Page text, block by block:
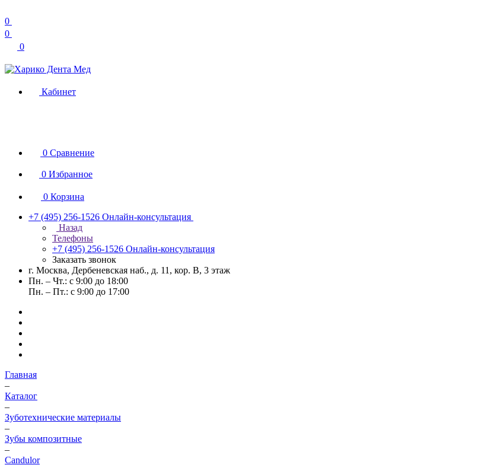
0
0
0
Кабинет
0 Сравнение
0 Избранное
0 Корзина
+7 (495) 256-1526 Онлайн-консультация
Назад
Телефоны
+7 (495) 256-1526 Онлайн-консультация
Заказать звонок
г. Москва, Дербеневская наб., д. 11, кор. В, 3 этаж
Пн. – Чт.: с 9:00 до 18:00
Пн. – Пт.: с 9:00 до 17:00
Главная
–
Каталог
–
Зуботехнические материалы
–
Зубы композитные
–
Candulor